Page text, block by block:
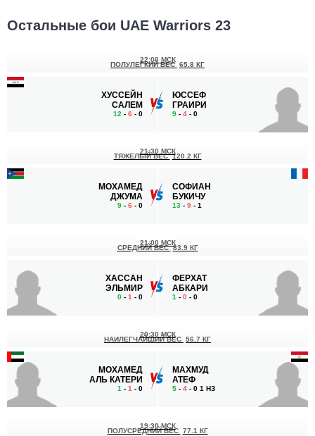
Остальные бои UAE Warriors 23
ХУССЕЙН
САЛЕМ
12 - 6 - 0
22:00 МСК
ПОЛУЛЕГКИЙ ВЕС 65.8 КГ
ЮССЕФ
ГРАИРИ
9 - 4 - 0
МОХАМЕД
ДЖУМА
9 - 6 - 0
21:30 МСК
ТЯЖЕЛЫЙ ВЕС 120.2 КГ
СОФИАН
БУКИЧУ
13 - 9 - 1
ХАССАН
ЭЛЬМИР
0 - 1 - 0
21:00 МСК
СРЕДНИЙ ВЕС 83.9 КГ
ФЕРХАТ
АБКАРИ
1 - 0 - 0
МОХАМЕД
АЛЬ КАТЕРИ
1 - 1 - 0
20:30 МСК
НАИЛЕГЧАЙШИЙ ВЕС 56.7 КГ
МАХМУД
АТЕФ
5 - 4 - 0 1 НЗ
19:30 МСК
ПОЛУСРЕДНИЙ ВЕС 77.1 КГ